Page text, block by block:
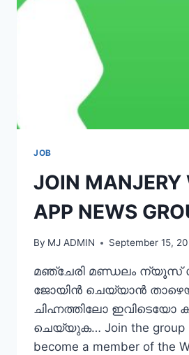
JOB
JOIN MANJERY
APP NEWS
By MJ ADMIN September 15,
മഞ്ചേരി മണ്ഡലം ന്യൂസ്
ജോയിൻ ചെയ്യാൻ
ചിഹ്നത്തിലോ ഇവിടെയോ
ചെയ്യുക… Join the group
become a member of the